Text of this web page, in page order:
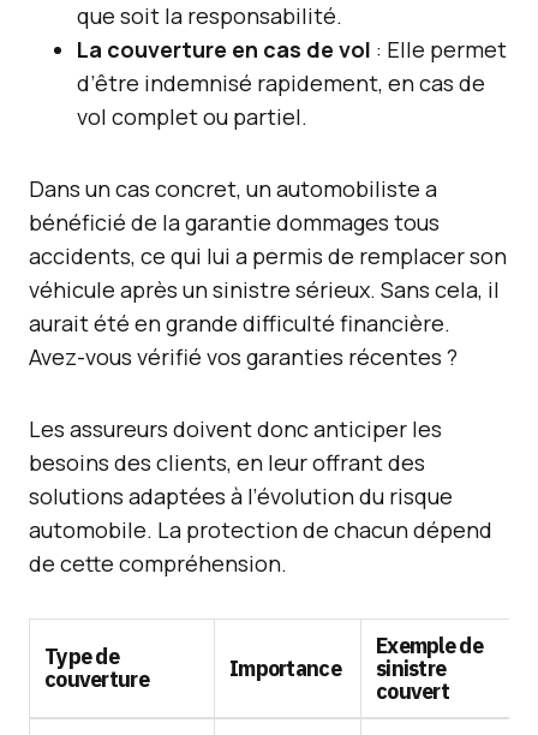
que soit la responsabilité.
La couverture en cas de vol : Elle permet
d’être indemnisé rapidement, en cas de
vol complet ou partiel.
Dans un cas concret, un automobiliste a
bénéficié de la garantie dommages tous
accidents, ce qui lui a permis de remplacer son
véhicule après un sinistre sérieux. Sans cela, il
aurait été en grande difficulté financière.
Avez-vous vérifié vos garanties récentes ?
Les assureurs doivent donc anticiper les
besoins des clients, en leur offrant des
solutions adaptées à l’évolution du risque
automobile. La protection de chacun dépend
de cette compréhension.
Type de
couverture
Importance
Exemple de
sinistre
couvert